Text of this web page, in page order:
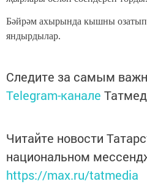
Бәйрәм ахырында кышны
яндырдылар.
Следите за самым
Telegram-канале
Читайте новости
национальном
https://max.ru/tatmedia